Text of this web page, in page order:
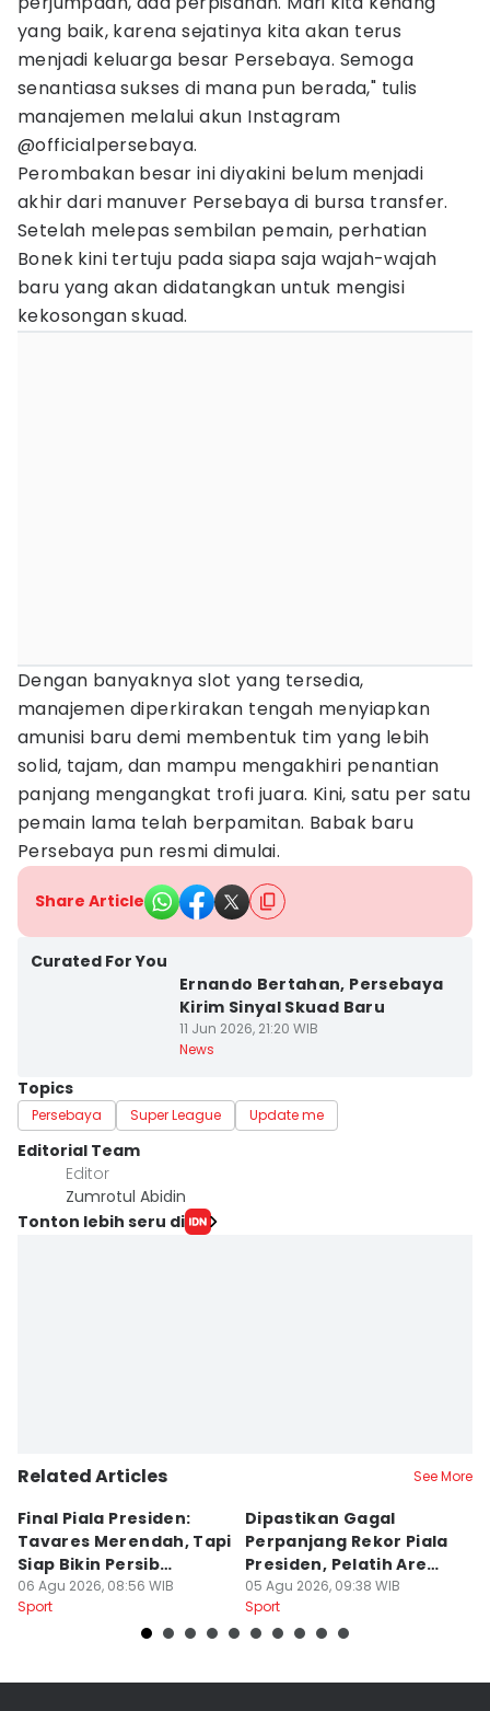
yang baik, karena sejatinya kita akan terus
menjadi keluarga besar Persebaya. Semoga
senantiasa sukses di mana pun berada," tulis
manajemen melalui akun Instagram
@officialpersebaya.
Perombakan besar ini diyakini belum menjadi
akhir dari manuver Persebaya di bursa transfer.
Setelah melepas sembilan pemain, perhatian
Bonek kini tertuju pada siapa saja wajah-wajah
baru yang akan didatangkan untuk mengisi
kekosongan skuad.
Dengan banyaknya slot yang tersedia,
manajemen diperkirakan tengah menyiapkan
amunisi baru demi membentuk tim yang lebih
solid, tajam, dan mampu mengakhiri penantian
panjang mengangkat trofi juara. Kini, satu per satu
pemain lama telah berpamitan. Babak baru
Persebaya pun resmi dimulai.
Share Article
Curated For You
Ernando Bertahan, Persebaya
Kirim Sinyal Skuad Baru
11 Jun 2026, 21:20 WIB
News
Topics
Persebaya Super League Update me
Editorial Team
Editor
Zumrotul Abidin
Tonton lebih seru di
Related Articles See More
Final Piala Presiden:
Tavares Merendah, Tapi
Siap Bikin Persib
Tumbang
06 Agu 2026, 08:56 WIB
Sport
Dipastikan Gagal
Perpanjang Rekor Piala
Presiden, Pelatih Arema
Kecewa
05 Agu 2026, 09:38 WIB
Sport